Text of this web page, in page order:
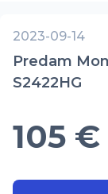
2023-09-14
Predam
S2422HG
105 €